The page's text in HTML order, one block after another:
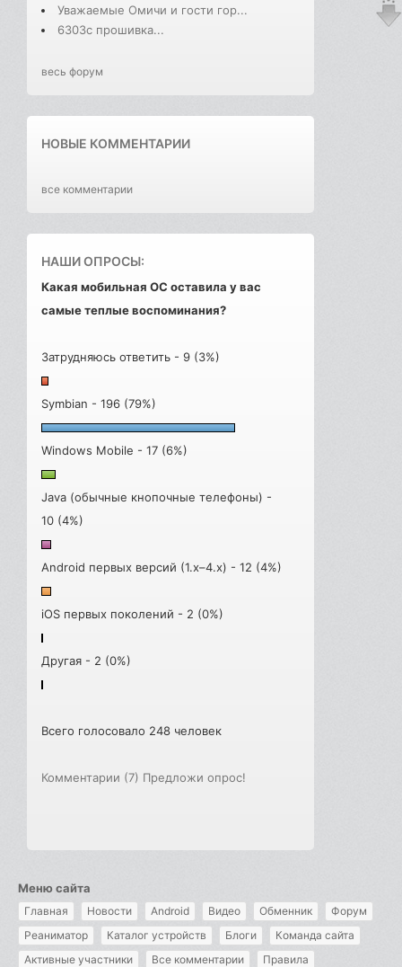
Уважаемые Омичи и гости гор...
6303с прошивка...
весь форум
НОВЫЕ КОММЕНТАРИИ
все комментарии
НАШИ ОПРОСЫ:
Какая мобильная ОС оставила у вас
самые теплые воспоминания?
Затрудняюсь ответить - 9 (3%)
Symbian - 196 (79%)
Windows Mobile - 17 (6%)
Java (обычные кнопочные телефоны) -
10 (4%)
Android первых версий (1.x–4.x) - 12 (4%)
iOS первых поколений - 2 (0%)
Другая - 2 (0%)
Всего голосовало 248 человек
Комментарии (7) Предложи опрос!
Меню сайта
Главная Новости Android Видео Обменник
Форум
Реаниматор
Каталог устройств Блоги
Команда сайта
Активные участники
Все комментарии Правила